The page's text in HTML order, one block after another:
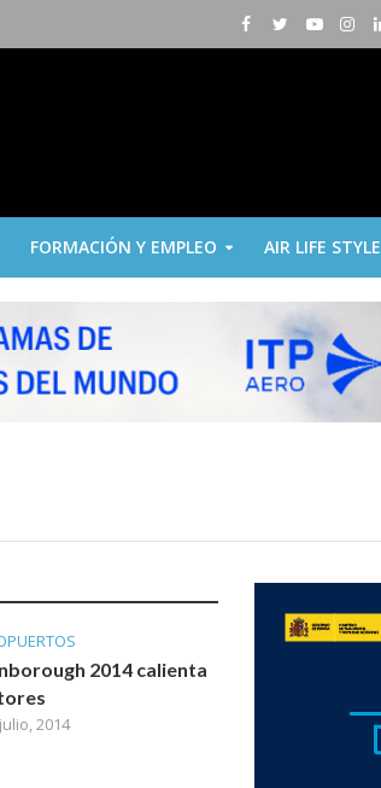
FORMACIÓN Y EMPLEO AIR LIFE STYLE
2014 calienta
2014